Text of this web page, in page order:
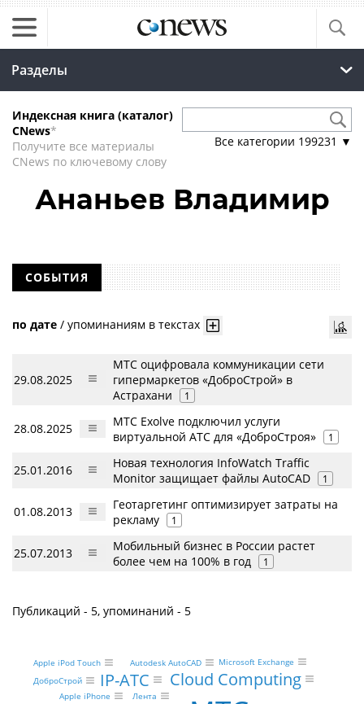
Разделы
Индексная книга (каталог)
CNews*
Получите все материалы
CNews по ключевому слову
Все категории 199231 ▼
Ананьев Владимир
СОБЫТИЯ
по дате / упоминаниям в текстах
29.08.2025
МТС оцифровала коммуникации сети
гипермаркетов «ДоброСтрой» в
Астрахани
1
28.08.2025
МТС Exolve подключил услуги
виртуальной АТС для «ДоброСтроя»
1
25.01.2016
Новая технология InfoWatch Traffic
Monitor защищает файлы AutoCAD
1
01.08.2013
Геотаргетинг оптимизирует затраты на
рекламу
1
25.07.2013
Мобильный бизнес в России растет
более чем на 100% в год
1
Публикаций - 5, упоминаний - 5
Cloud Computing
IP-АТС
ДоброСтрой
Лента
Apple iPhone
Microsoft Exchange
Autodesk AutoCAD
Apple iPod Touch